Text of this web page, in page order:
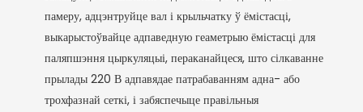
памеру, адцэнтруйце вал і крыльчатку ў ёмістасці,
выкарыстоўвайце адпаведную геаметрыю ёмістасці для
паляпшэння цыркуляцыі, пераканайцеся, што сілкаванне
прылады 220 В адпавядае патрабаванням адна- або
трохфазнай сеткі, і забяспечыце правільныя